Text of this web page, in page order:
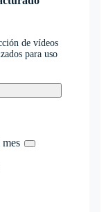
de vídeos
para uso